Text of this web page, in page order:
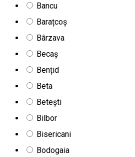
Bancu
Barațcoș
Bârzava
Becaș
Bențid
Beta
Betești
Bilbor
Bisericani
Bodogaia
ErSa Panzio se află în Bisericani, la
la dispoziție unități de cazare, WiFi
joacă pentru copii. Proprietatea
Oaspeții beneficiază de parcare
TV cu canale prin cablu. Acestea
Proprietatea pune la dispoziție
jur, puteți opta pentru o gamă de
drumeții. Sighișoara este la 36 km